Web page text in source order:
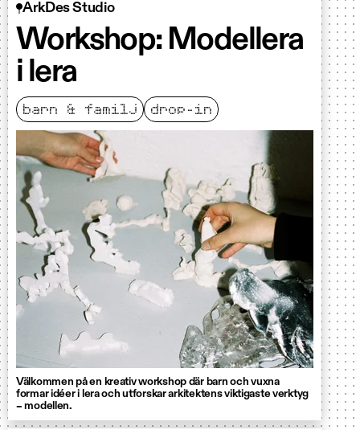
ArkDes Studio
Workshop: Modellera
i lera
barn & familj drop-in
Välkommen på en kreativ workshop där barn och vuxna
formar idéer i lera och utforskar arkitektens viktigaste verktyg
– modellen.